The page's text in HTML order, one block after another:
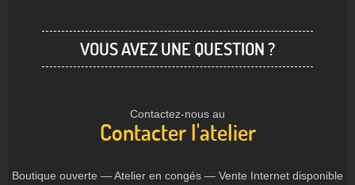
VOUS AVEZ UNE QUESTION ?
Contactez-nous au
Contacter l'atelier
Boutique ouverte — Atelier en congés — Vente Internet disponible